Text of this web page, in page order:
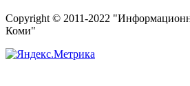
Copyright © 2011-2022
Коми"